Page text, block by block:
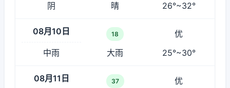
阴
晴 26°~32°
08月10日 18
优
中雨
大雨 25°~30°
08月11日 37
优